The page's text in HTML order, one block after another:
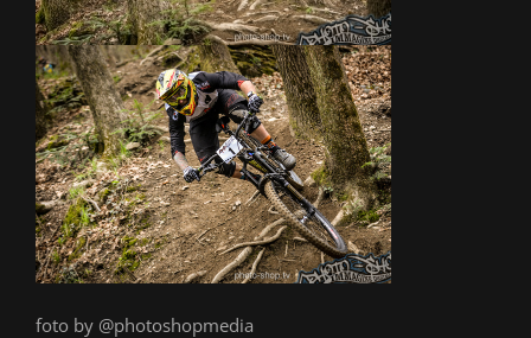
foto by @photoshopmedia